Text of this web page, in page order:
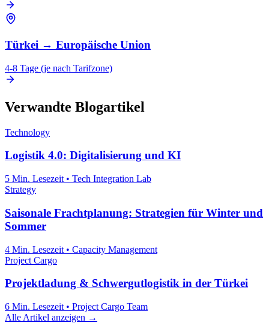
Türkei → Europäische Union
4-8 Tage (je nach Tarifzone)
Verwandte Blogartikel
Technology
Logistik 4.0: Digitalisierung und KI
5 Min. Lesezeit • Tech Integration Lab
Strategy
Saisonale Frachtplanung: Strategien für Winter und
Sommer
4 Min. Lesezeit • Capacity Management
Project Cargo
Projektladung & Schwergutlogistik in der Türkei
6 Min. Lesezeit • Project Cargo Team
Alle Artikel anzeigen →